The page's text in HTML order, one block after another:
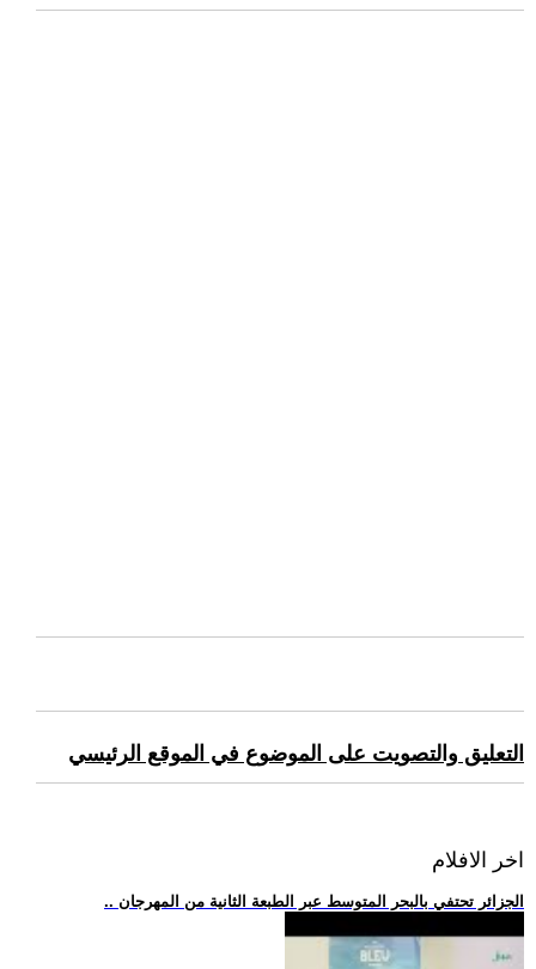
التعليق والتصويت على الموضوع في الموقع الرئيسي
اخر الافلام
.. الجزائر تحتفي بالبحر المتوسط عبر الطبعة الثانية من المهرجان